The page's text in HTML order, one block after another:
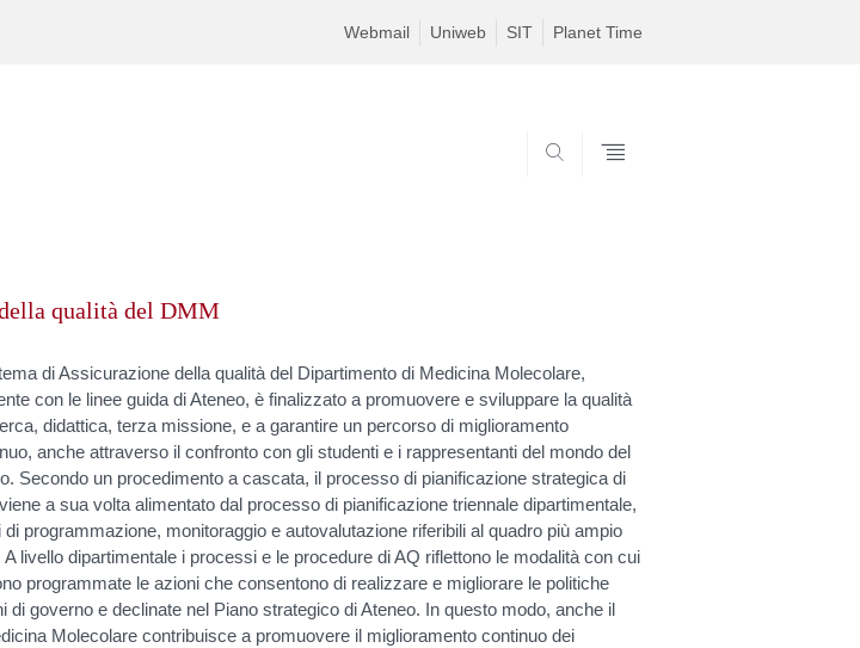
Webmail Uniweb SIT Planet Time
qualità del DMM
di Assicurazione della qualità del Dipartimento di Medicina Molecolare,
con le linee guida di Ateneo, è finalizzato a promuovere e sviluppare la qualità
didattica, terza missione, e a garantire un percorso di miglioramento
anche attraverso il confronto con gli studenti e i rappresentanti del mondo del
Secondo un procedimento a cascata, il processo di pianificazione strategica di
a sua volta alimentato dal processo di pianificazione triennale dipartimentale,
programmazione, monitoraggio e autovalutazione riferibili al quadro più ampio
livello dipartimentale i processi e le procedure di AQ riflettono le modalità con cui
programmate le azioni che consentono di realizzare e migliorare le politiche
di governo e declinate nel Piano strategico di Ateneo. In questo modo, anche il
Molecolare contribuisce a promuovere il miglioramento continuo dei